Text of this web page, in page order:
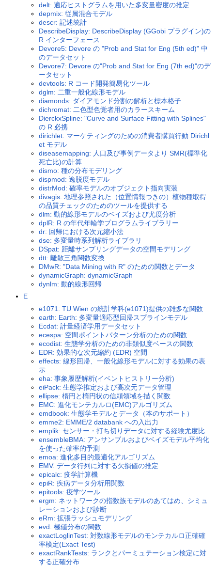
delt: 適応ヒストグラムを用いた多変量密度の推定
depmix: 従属混合モデル
descr: 記述統計
DescribeDisplay: DescribeDisplay (GGobi プラグイン)の
R インターフェース
Devore5: Devore の "Prob and Stat for Eng (5th ed)" 中
のデータセット
Devore7: Devore の"Prob and Stat for Eng (7th ed)"のデ
ータセット
devtools: R コード開発簡易化ツール
dglm: 二重一般化線形モデル
diamonds: ダイアモンド分割の解析と標本格子
dichromat: 二色型色覚者用のカラースキーム
DierckxSpline: "Curve and Surface Fitting with Splines"
の R 必携
dirichlet: マーケティングのための消費者購買行動 Dirichl
et モデル
diseasemapping: 人口及び事例データより SMR(標準化
死亡比)の計算
dismo: 種の分布モデリング
dispmod: 逸脱度モデル
distrMod: 確率モデルのオブジェクト指向実装
divagis: 地理参照された（位置情報つきの）植物種取得
の品質チェックのためのツールを提供する
dlm: 動的線形モデルのベイズおよび尤度分析
dplR: R の年代年輪学プログラムライブラリー
dr: 回帰における次元縮小法
dse: 多変量時系列解析ライブラリ
DSpat: 距離サンプリングデータの空間モデリング
dtt: 離散三角関数変換
DMwR: "Data Mining with R" のための関数とデータ
dynamicGraph: dynamicGraph
dynlm: 動的線形回帰
E
e1071: TU Wien の統計学科(e1071)提供の雑多な関数
earth: Earth: 多変量適応型回帰スプラインモデル
Ecdat: 計量経済学用データセット
ecespa: 空間ポイントパターン分析のための関数
ecodist: 生態学分析のための非類似度ベースの関数
EDR: 効果的な次元縮約 (EDR) 空間
effects: 線形回帰、一般化線形モデルに対する効果の表
示
eha: 事象履歴解析(イベントヒストリー分析)
eiPack: 生態学推定および高次元データ管理
ellipse: 楕円と楕円状の信頼領域を描く関数
EMC: 進化モンテカルロ(EMC)アルゴリズム
emdbook: 生態学モデルとデータ（本のサポート）
emme2: EMME/2 databank への入出力
emplik: センサー・打ち切りデータに対する経験尤度比
ensembleBMA: アンサンブルおよびベイズモデル平均化
を使った確率的予測
emoa: 進化多目的最適化アルゴリズム
EMV: データ行列に対する欠損値の推定
epicalc: 疫学計算機
epiR: 疾病データ分析用関数
epitools: 疫学ツール
ergm: ネットワークの指数族モデルのあてはめ、シミュ
レーションおよび診断
eRm: 拡張ラッシュモデリング
evd: 極値分布の関数
exactLoglinTest: 対数線形モデルのモンテカルロ正確確
率検定(Exact Test)
exactRankTests: ランクとパーミュテーション検定に対
する正確分布